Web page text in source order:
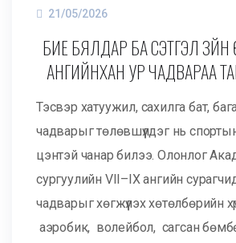
21/05/2026
БИЕ БЯЛДАР БА СЭТГЭЛ ЗҮЙН
АНГИЙНХАН УР ЧАДВАРАА
Тэсвэр хатуужил, сахилга бат,
чадварыг төлөвшүүлдэг нь
цэнтэй чанар билээ. Олонлог
сургуулийн VII–IX ангийн
чадварыг хөгжүүлэх хөтөлбөрийн
аэробик, волейбол, сагсан